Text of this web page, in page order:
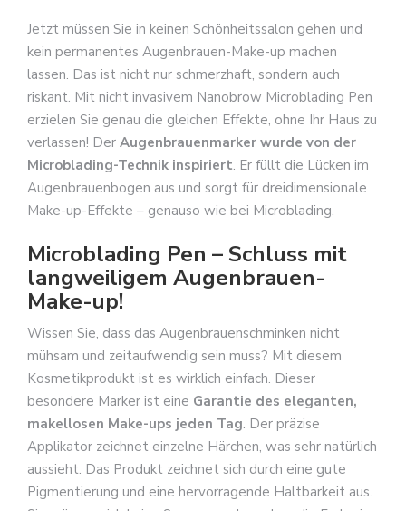
Jetzt müssen Sie in keinen Schönheitssalon gehen und
kein permanentes Augenbrauen-Make-up machen
lassen. Das ist nicht nur schmerzhaft, sondern auch
riskant. Mit nicht invasivem Nanobrow Microblading Pen
erzielen Sie genau die gleichen Effekte, ohne Ihr Haus zu
verlassen! Der Augenbrauenmarker wurde von der
Microblading-Technik inspiriert. Er füllt die Lücken im
Augenbrauenbogen aus und sorgt für dreidimensionale
Make-up-Effekte – genauso wie bei Microblading.
Microblading Pen – Schluss mit
langweiligem Augenbrauen-
Make-up!
Wissen Sie, dass das Augenbrauenschminken nicht
mühsam und zeitaufwendig sein muss? Mit diesem
Kosmetikprodukt ist es wirklich einfach. Dieser
besondere Marker ist eine Garantie des eleganten,
makellosen Make-ups jeden Tag. Der präzise
Applikator zeichnet einzelne Härchen, was sehr natürlich
aussieht. Das Produkt zeichnet sich durch eine gute
Pigmentierung und eine hervorragende Haltbarkeit aus.